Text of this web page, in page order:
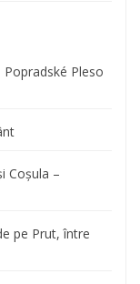
Pleso
Coșula –
pe Prut, între